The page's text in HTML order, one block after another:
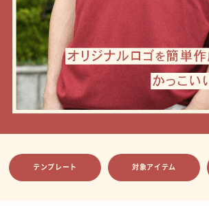
テンプレート 対象アイテム